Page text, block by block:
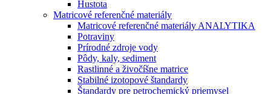
Hustota
Matricové referenčné materiály
Matricové referenčné materiály ANALYTIKA
Potraviny
Prírodné zdroje vody
Pôdy, kaly, sediment
Rastlinné a živočíšne matrice
Stabilné izotopové štandardy
Štandardy pre petrochemický priemysel